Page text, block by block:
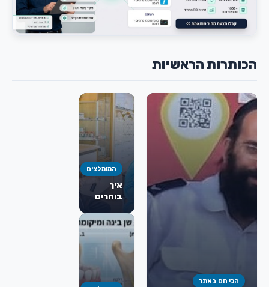
הכותרות הראשיות
הכי חם באתר
המומלצים
איך
בוחרים
פה
ולסת
מומלץ
לניתוח
מורחב